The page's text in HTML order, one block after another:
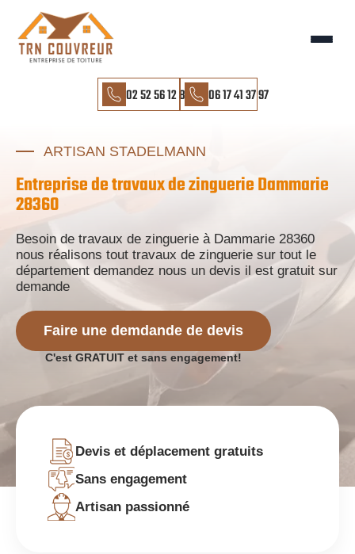
02 52 56 12 85 06 17 41 37 97
ARTISAN STADELMANN
Entreprise de travaux de zinguerie Dammarie
28360
Besoin de travaux de zinguerie à Dammarie 28360
nous réalisons tout travaux de zinguerie sur tout le
département demandez nous un devis il est gratuit sur
demande
Faire une demdande de devis
C'est GRATUIT et sans engagement!
Devis et déplacement gratuits
Sans engagement
Artisan passionné